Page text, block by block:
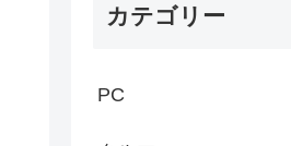
カテゴリー
PC